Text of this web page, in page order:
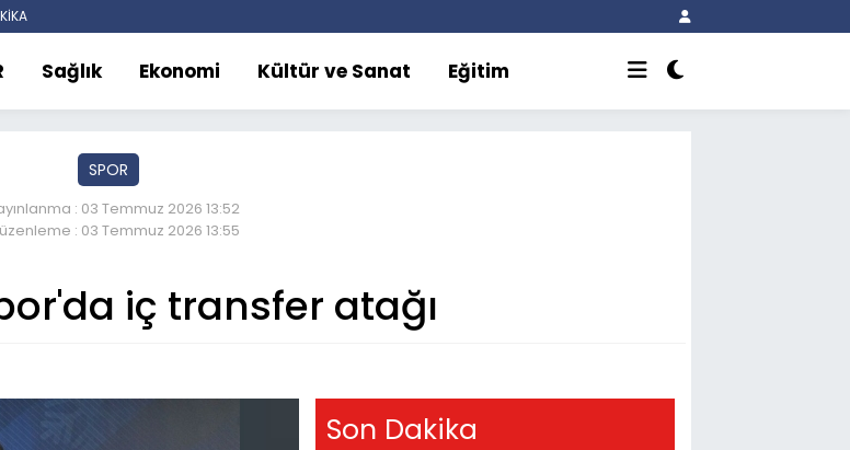
Sağlık Ekonomi Kültür ve Sanat Eğitim
SPOR
: 03 Temmuz 2026 13:52
: 03 Temmuz 2026 13:55
iç transfer atağı
Son Dakika